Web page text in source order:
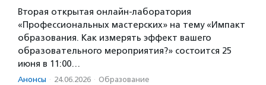
Вторая открытая онлайн-лаборатория
«Профессиональных мастерских» на тему «Импакт
образования. Как измерять эффект вашего
образовательного мероприятия?» состоится 25
июня в 11:00…
Анонсы · 24.06.2026 · Образование